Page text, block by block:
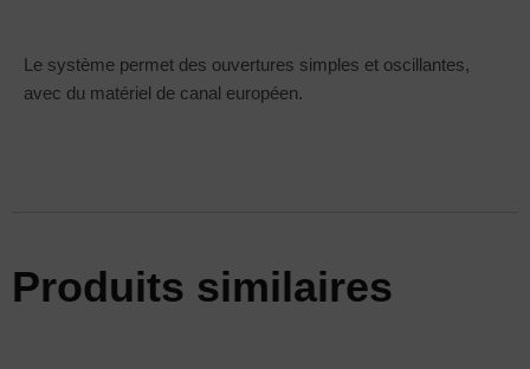
Le système permet des ouvertures simples et oscillantes,
avec du matériel de canal européen.
Produits similaires